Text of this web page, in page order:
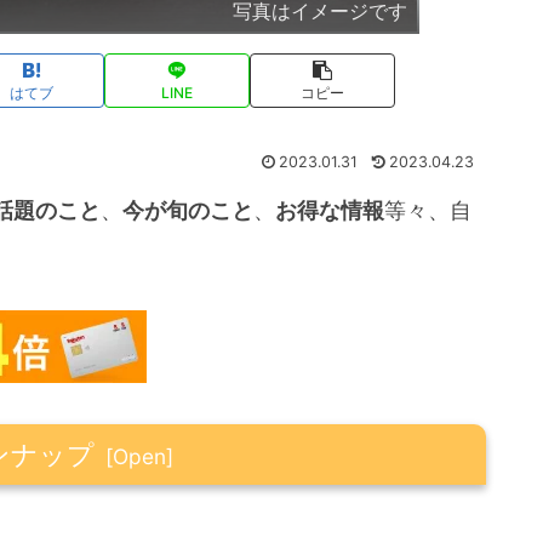
写真はイメージです
はてブ LINE コピー
2023.01.31 2023.04.23
題のこと 、 今が旬のこと 、 お得な情報等々、自
ナップ